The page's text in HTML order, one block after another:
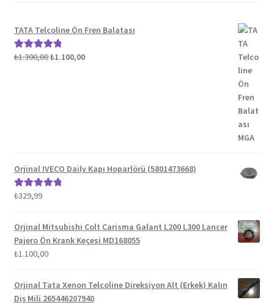
TATA Telcoline Ön Fren Balatası
5 üzerinden
₺1.300,00Orijinal
₺1.100,00Şu
Orjinal IVECO Daily Kapı Hoparlörü (5801473668)
5 üzerinden
₺329,99
Orjinal Mitsubishi Colt Carisma Galant L200 L300 Lancer
Pajero Ön Krank Keçesi MD168055
₺1.100,00
Orjinal Tata Xenon Telcoline Direksiyon Alt (Erkek) Kalın
Diş Mili 265446207940